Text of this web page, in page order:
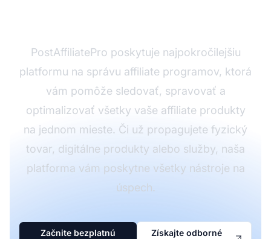
PostAffiliatePro poskytuje najpokročilejšiu
platformu na správu affiliate programov, ktorá
vám pomôže sledovať, spravovať a
optimalizovať všetky vaše affiliate produkty
na jednom mieste. Či už propagujete fyzický
tovar, digitálne produkty alebo služby, naša
platforma vám poskytne všetky nástroje na
úspech.
Začnite bezplatnú
Získajte odborné